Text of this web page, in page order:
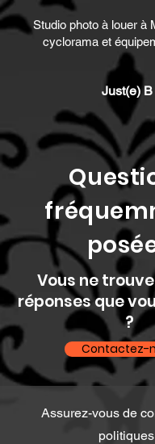
Just(e)
Studio photo à louer à
cyclorama et
Vous ne
réponses que
?
Contactez-
Assurez-vous de